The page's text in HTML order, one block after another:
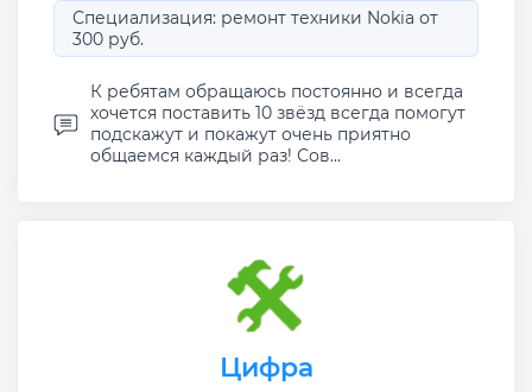
Специализация: ремонт техники Nokia от
300 руб.
К ребятам обращаюсь постоянно и всегда
хочется поставить 10 звёзд всегда помогут
подскажут и покажут очень приятно
общаемся каждый раз! Сов...
Цифра